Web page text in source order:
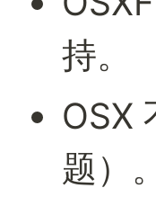
持。
OSX
题）。